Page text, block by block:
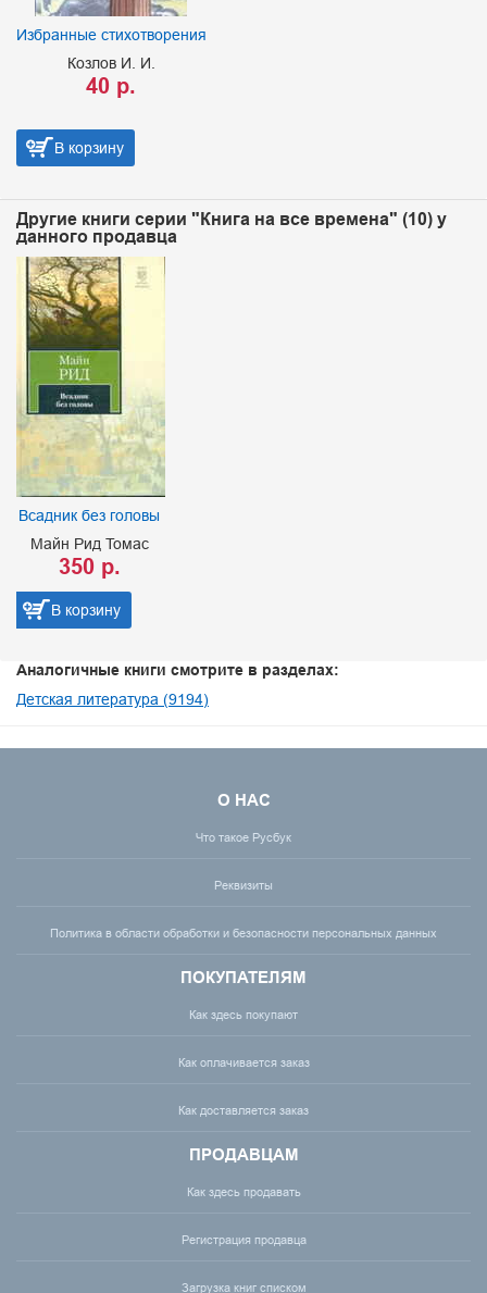
Избранные стихотворения
Козлов И. И.
40 р.
В корзину
Другие книги серии "Книга на все времена" (10) у
данного продавца
Всадник без головы
Майн Рид Томас
350 р.
В корзину
Аналогичные книги смотрите в разделах:
Детская литература (9194)
О НАС
Что такое Русбук
Реквизиты
Политика в области обработки и безопасности персональных данных
ПОКУПАТЕЛЯМ
Как здесь покупают
Как оплачивается заказ
Как доставляется заказ
ПРОДАВЦАМ
Как здесь продавать
Регистрация продавца
Загрузка книг списком